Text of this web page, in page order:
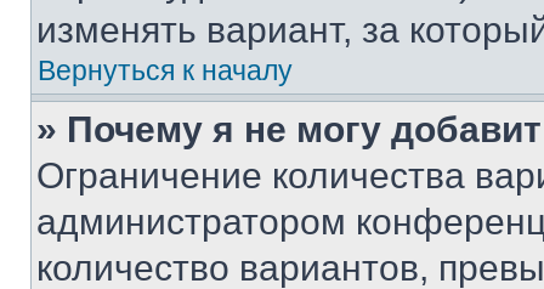
изменять вариант, за
Вернуться к началу
» Почему я не могу
Ограничение количества
администратором
количество вариантов,